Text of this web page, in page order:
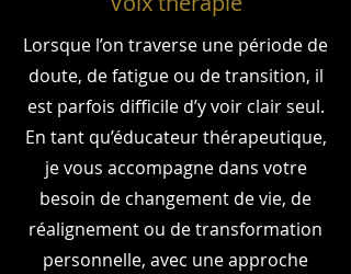
Lorsque l’on traverse une période de
doute, de fatigue ou de transition, il
est parfois difficile d’y voir clair seul.
En tant qu’éducateur thérapeutique,
je vous accompagne dans votre
besoin de changement de vie, de
réalignement ou de transformation
personnelle, avec une approche